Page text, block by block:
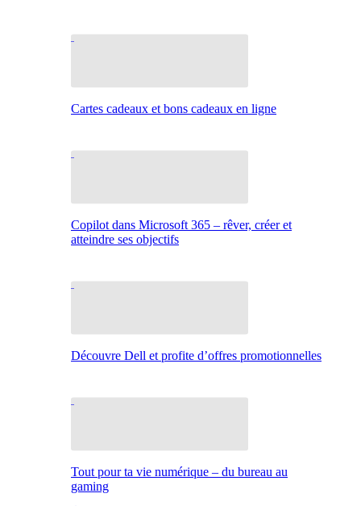
Cartes cadeaux et bons cadeaux en ligne
Copilot dans Microsoft 365 – rêver, créer et
atteindre ses objectifs
Découvre Dell et profite d’offres promotionnelles
Tout pour ta vie numérique – du bureau au
gaming